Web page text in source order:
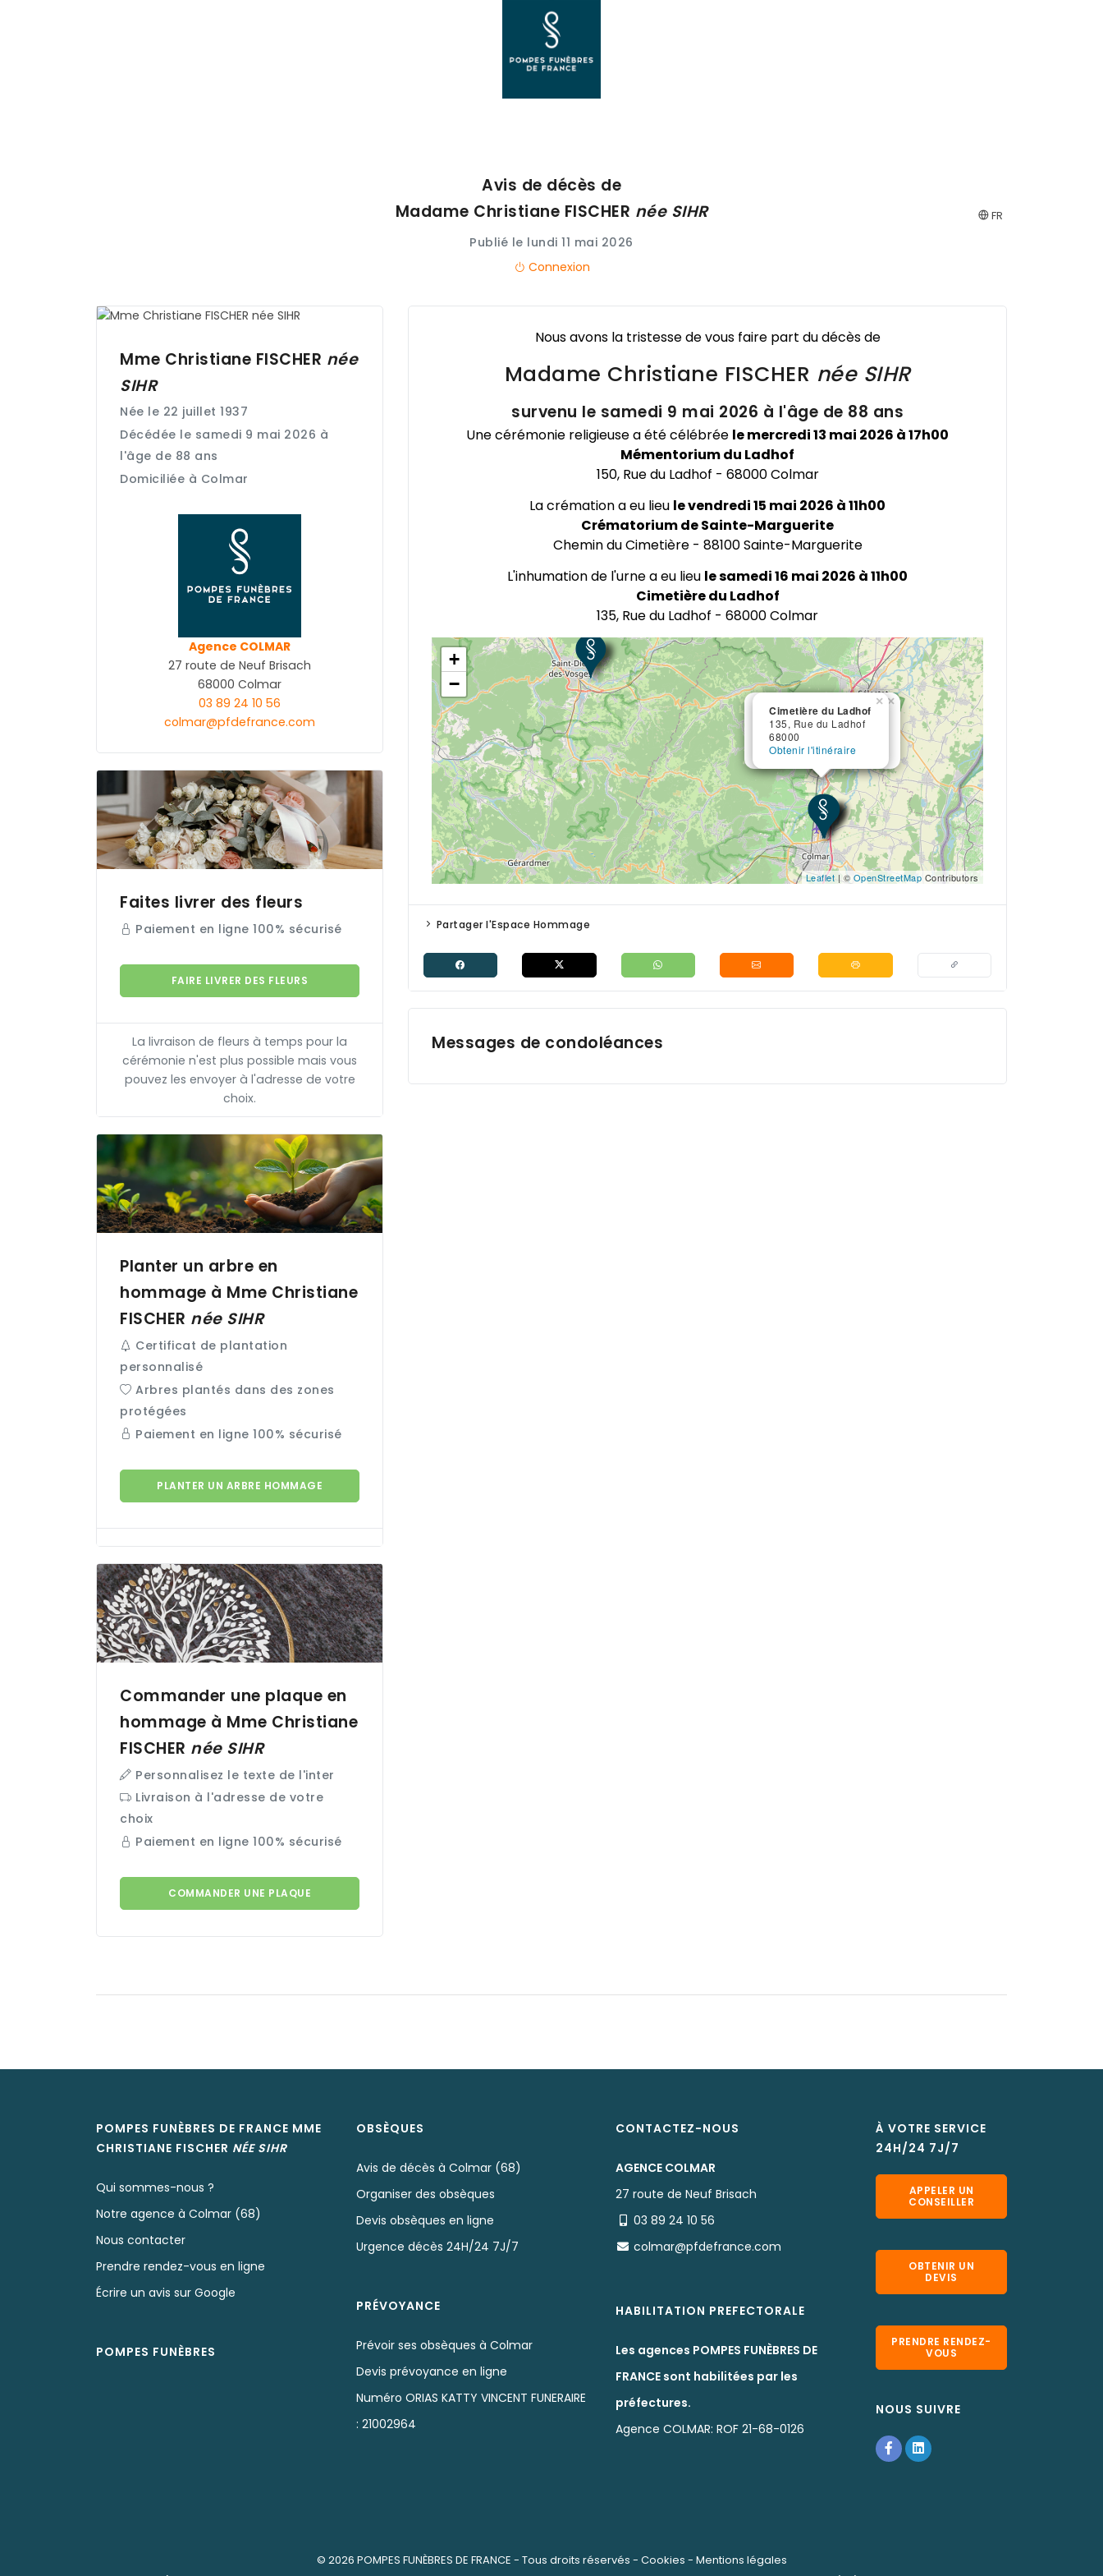
Avis de décès de
Madame Christiane FISCHER née SIHR
Publié le lundi 11 mai 2026
Connexion
FR
Mme Christiane FISCHER née
SIHR
Née le 22 juillet 1937
Décédée le samedi 9 mai 2026 à
l'âge de 88 ans
Domiciliée à Colmar
Agence COLMAR
27 route de Neuf Brisach
68000 Colmar
03 89 24 10 56
colmar@pfdefrance.com
Faites livrer des fleurs
Paiement en ligne 100% sécurisé
FAIRE LIVRER DES FLEURS
La livraison de fleurs à temps pour la
cérémonie n'est plus possible mais vous
pouvez les envoyer à l'adresse de votre
choix.
Planter un arbre en
hommage à Mme Christiane
FISCHER née SIHR
Certificat de plantation
personnalisé
Arbres plantés dans des zones
protégées
Paiement en ligne 100% sécurisé
PLANTER UN ARBRE HOMMAGE
Commander une plaque en
hommage à Mme Christiane
FISCHER née SIHR
Personnalisez le texte de l'inter
Livraison à l'adresse de votre
choix
Paiement en ligne 100% sécurisé
COMMANDER UNE PLAQUE
Nous avons la tristesse de vous faire part du décès de
Madame Christiane FISCHER née SIHR
survenu le samedi 9 mai 2026 à l'âge de 88 ans
Une cérémonie religieuse a été célébrée le mercredi 13 mai 2026 à 17h00
Mémentorium du Ladhof
150, Rue du Ladhof - 68000 Colmar
La crémation a eu lieu le vendredi 15 mai 2026 à 11h00
Crématorium de Sainte-Marguerite
Chemin du Cimetière - 88100 Sainte-Marguerite
L'inhumation de l'urne a eu lieu le samedi 16 mai 2026 à 11h00
Cimetière du Ladhof
135, Rue du Ladhof - 68000 Colmar
Mémentorium du Ladhof
150, Rue du Ladhof
68000
Obtenir l'itinéraire
×
Crématorium de Sainte-Marguerite
88100
×
Cimetière du Ladhof
135, Rue du Ladhof
68000
Obtenir l'itinéraire
×
+
−
Leaflet | © OpenStreetMap Contributors
Partager l'Espace Hommage
Messages de condoléances
POMPES FUNÈBRES DE FRANCE MME
CHRISTIANE FISCHER NÉE SIHR
Qui sommes-nous ?
Notre agence à Colmar (68)
Nous contacter
Prendre rendez-vous en ligne
Écrire un avis sur Google
POMPES FUNÈBRES
OBSÈQUES
Avis de décès à Colmar (68)
Organiser des obsèques
Devis obsèques en ligne
Urgence décès 24H/24 7J/7
PRÉVOYANCE
Prévoir ses obsèques à Colmar
Devis prévoyance en ligne
Numéro ORIAS KATTY VINCENT FUNERAIRE
: 21002964
CONTACTEZ-NOUS
AGENCE COLMAR
27 route de Neuf Brisach
03 89 24 10 56
colmar@pfdefrance.com
HABILITATION PREFECTORALE
Les agences POMPES FUNÈBRES DE
FRANCE sont habilitées par les
préfectures.
Agence COLMAR: ROF 21-68-0126
À VOTRE SERVICE
24H/24 7J/7
APPELER UN
CONSEILLER
OBTENIR UN
DEVIS
PRENDRE RENDEZ-
VOUS
NOUS SUIVRE
© 2026 POMPES FUNÈBRES DE FRANCE - Tous droits réservés - Cookies - Mentions légales